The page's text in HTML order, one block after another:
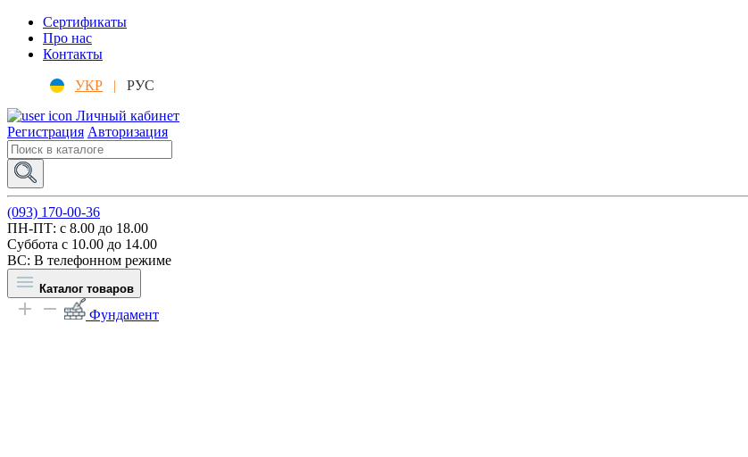
Сертификаты
Про нас
Контакты
УКР |
РУС
Личный кабинет
Регистрация Авторизация
(093) 170-00-36
ПН-ПТ: c 8.00 до 18.00
Суббота с 10.00 до 14.00
ВС: В телефонном режиме
Каталог товаров
Фундамент